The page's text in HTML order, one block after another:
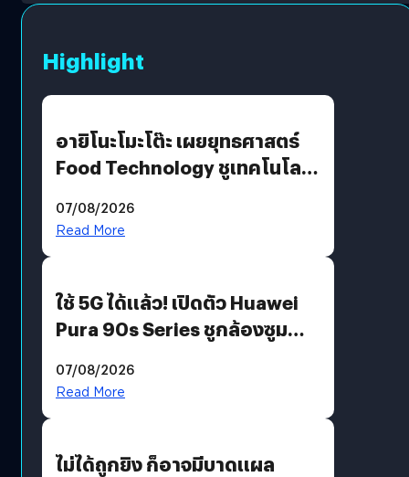
Highlight
อายิโนะโมะโต๊ะ เผยยุทธศาสตร์
Food Technology ชูเทคโนโลยี
บริโภคและ B2B
07/08/2026
Read More
ใช้ 5G ได้แล้ว! เปิดตัว Huawei
Pura 90s Series ชูกล้องซูม
07/08/2026
Read More
ไม่ได้ถูกยิง ก็อาจมีบาดแผล